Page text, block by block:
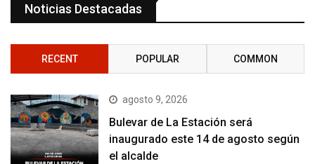
Noticias Destacadas
RECENT POPULAR COMMON
agosto 9, 2026
Bulevar de La Estación será
inaugurado este 14 de agosto según
el alcalde